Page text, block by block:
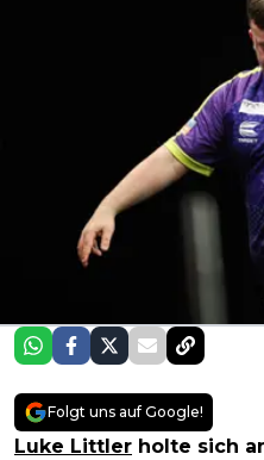
Folgt uns auf Google!
Luke Littler holte sich